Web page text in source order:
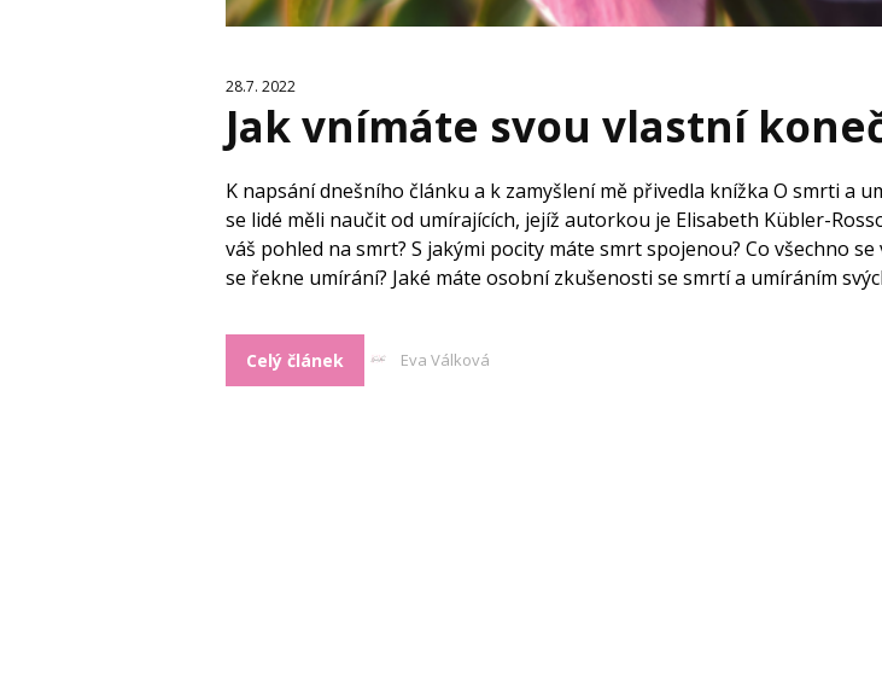
28.7. 2022
Jak vnímáte svou vlastní
K napsání dnešního článku a k zamyšlení mě přivedla knížka O smrti a
se lidé měli naučit od umírajících, jejíž autorkou je Elisabeth Kübler-
váš pohled na smrt? S jakými pocity máte smrt spojenou? Co všechno se
se řekne umírání? Jaké máte osobní zkušenosti se smrtí a umíráním
Celý článek Eva Válková